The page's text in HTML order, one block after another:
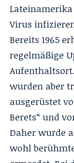
Virus
Bereits 1965
regelmäßige
Aufenthaltsort.
wurden aber
ausgerüstet
Berets“ und
Daher wurde
wohl